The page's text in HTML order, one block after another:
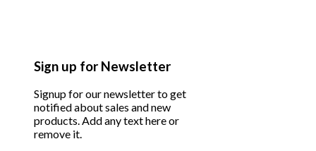
Sign up for Newsletter
Signup for our newsletter to get
notified about sales and new
products. Add any text here or
remove it.